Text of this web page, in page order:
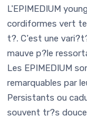
L'EPIMEDIUM
cordiformes vert
t?. C'est une
mauve p?le
Les EPIMEDIUM
remarquables par
Persistants ou
souvent tr?s